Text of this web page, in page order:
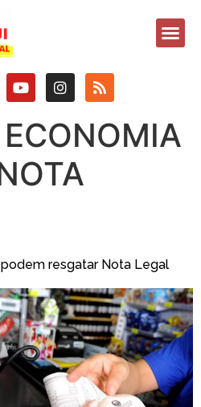
resgatar Nota Legal